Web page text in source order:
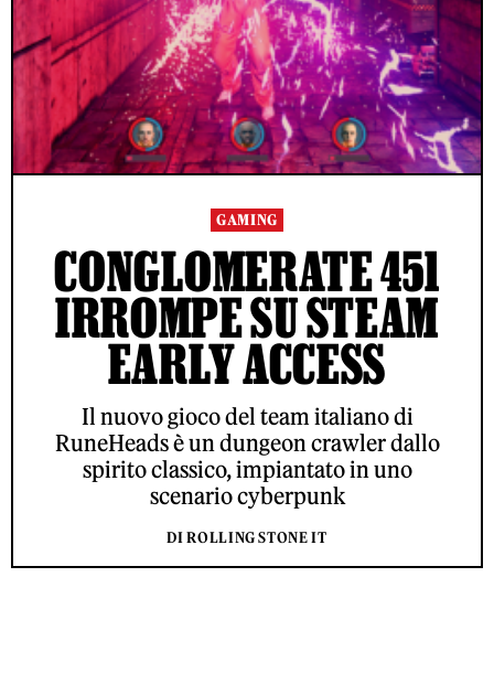
GAMING
CONGLOMERATE 451
IRROMPE SU STEAM
EARLY ACCESS
Il nuovo gioco del team italiano di
RuneHeads è un dungeon crawler dallo
spirito classico, impiantato in uno
scenario cyberpunk
DI ROLLING STONE IT